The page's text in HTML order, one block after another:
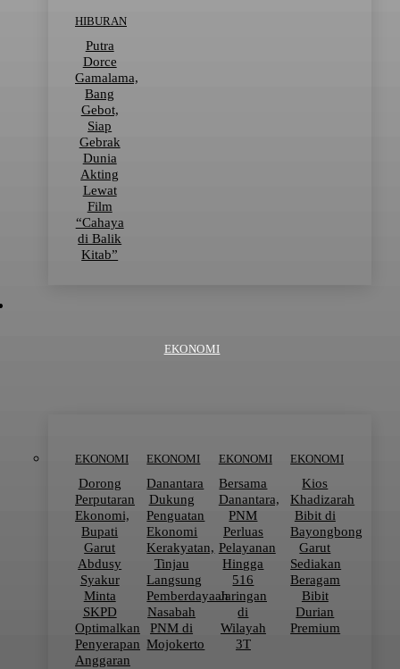
HIBURAN
Putra
Dorce
Gamalama,
Bang
Gebot,
Siap
Gebrak
Dunia
Akting
Lewat
Film
“Cahaya
di Balik
Kitab”
EKONOMI
EKONOMI
Dorong
Perputaran
Ekonomi,
Bupati
Garut
Abdusy
Syakur
Minta
SKPD
Optimalkan
Penyerapan
Anggaran
EKONOMI
Danantara
Dukung
Penguatan
Ekonomi
Kerakyatan,
Tinjau
Langsung
Pemberdayaan
Nasabah
PNM di
Mojokerto
EKONOMI
Bersama
Danantara,
PNM
Perluas
Pelayanan
Hingga
516
Jaringan
di
Wilayah
3T
EKONOMI
Kios
Khadizarah
Bibit di
Bayongbong
Garut
Sediakan
Beragam
Bibit
Durian
Premium